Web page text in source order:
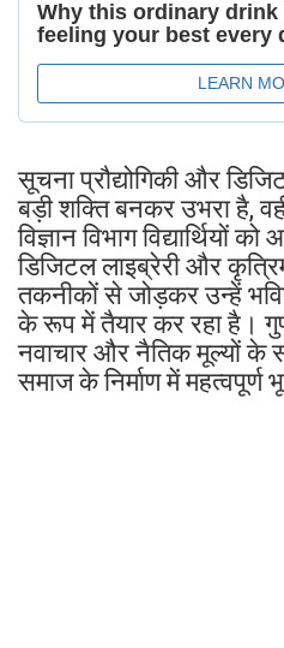
सूचना प्रौद्योगिकी और
बड़ी शक्ति बनकर उभरा है,
विज्ञान विभाग विद्यार्थियों
डिजिटल लाइब्रेरी और
तकनीकों से जोड़कर उन्हें
के रूप में तैयार कर रहा है।
नवाचार और नैतिक मूल्यों के
समाज के निर्माण में महत्वपूर्ण